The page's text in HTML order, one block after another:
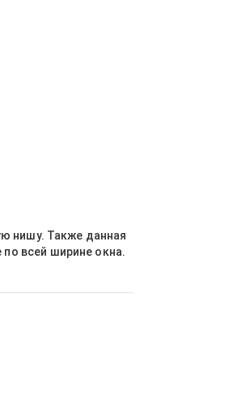
нишу. Также данная
всей ширине окна.